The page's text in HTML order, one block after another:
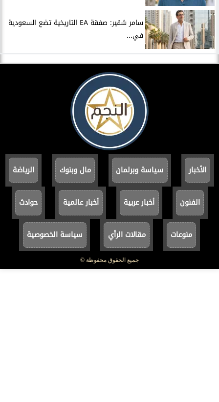
سامر شقير: صفقة EA التاريخية تضع السعودية
في...
الأخبار سياسة وبرلمان مال وبنوك الرياضة
الفنون أخبار عربية أخبار عالمية حوادث
منوعات مقالات الرأي سياسة الخصوصية
جميع الحقوق محفوظة ©